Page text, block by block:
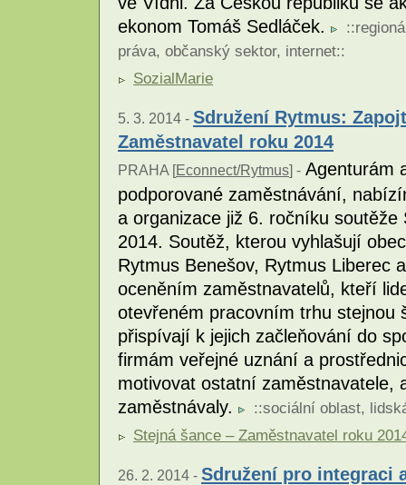
ekonom Tomáš Sedláček.
::
práva, občanský sektor, internet::
SozialMarie
5. 3. 2014 - Sdružení Rytmus:
Zaměstnavatel roku 2014
PRAHA [Econnect/Rytmus] - Agenturám
podporované zaměstnávání,
a organizace již 6. ročníku
2014. Soutěž, kterou vyhlašují
Rytmus Benešov, Rytmus Liberec
oceněním zaměstnavatelů, kteří
otevřeném pracovním trhu stejnou
přispívají k jejich začleňování do
firmám veřejné uznání a
motivovat ostatní zaměstnavatele,
zaměstnávaly.
::sociální oblast,
Stejná šance – Zaměstnavatel roku
26. 2. 2014 - Sdružení pro integraci